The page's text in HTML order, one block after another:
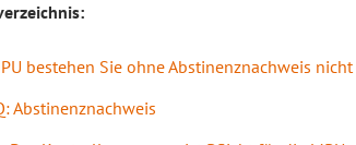
bestehen Sie ohne Abstinenznachweis nicht
Abstinenznachweis